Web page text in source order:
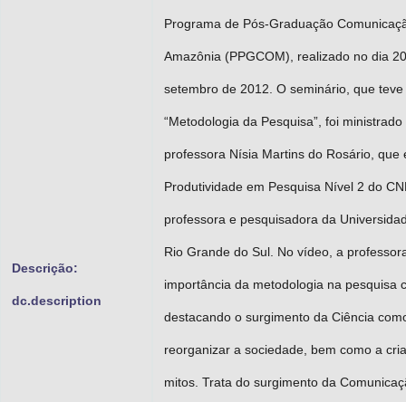
Descrição:
dc.description
Programa de Pós-Graduação
Amazônia (PPGCOM), realizado no dia
setembro de 2012. O seminário, que
“Metodologia da Pesquisa”, foi ministrado
professora Nísia Martins do Rosário, que
Produtividade em Pesquisa Nível 2 do
professora e pesquisadora da
Rio Grande do Sul. No vídeo, a
importância da metodologia na pesquisa
destacando o surgimento da Ciência
reorganizar a sociedade, bem como a
mitos. Trata do surgimento da